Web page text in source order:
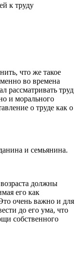
к труду
что же такое
во времена
рассматривать труд
и морального
о труде как о
и семьянина.
должны
его как
очень важно и для
до его ума, что
собственного